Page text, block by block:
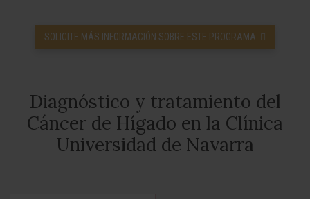
SOLICITE MÁS INFORMACIÓN SOBRE ESTE PROGRAMA
Diagnóstico y tratamiento del
Cáncer de Hígado en la Clínica
Universidad de Navarra